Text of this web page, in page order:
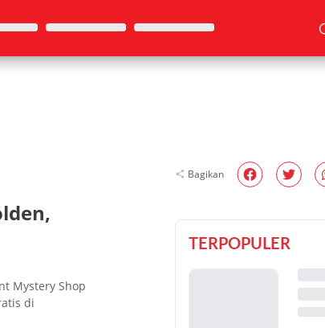
Mystery Shop
di
Bagikan
TERPOPULER